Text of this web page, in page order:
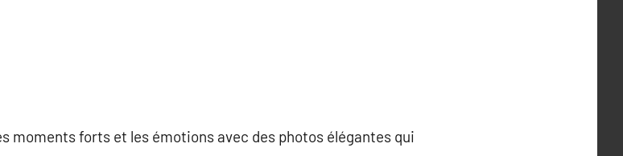
moments forts et les émotions avec des photos élégantes qui